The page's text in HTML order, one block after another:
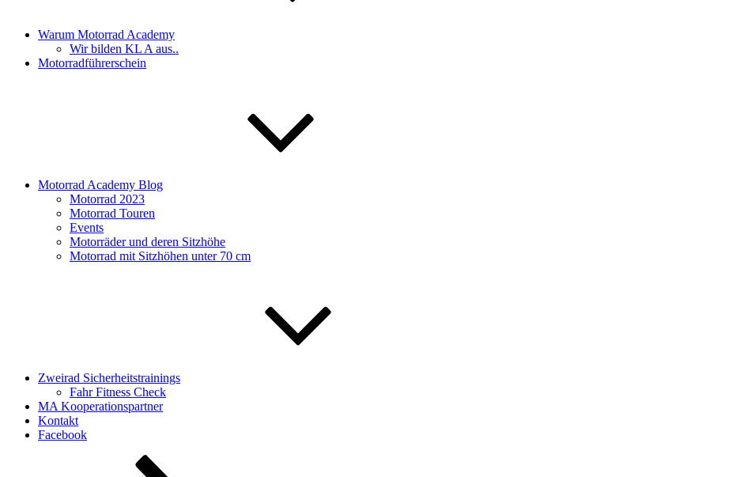
Warum Motorrad Academy
Wir bilden KL A aus..
Motorradführerschein
Motorrad Academy Blog
Motorrad 2023
Motorrad Touren
Events
Motorräder und deren Sitzhöhe
Motorrad mit Sitzhöhen unter 70 cm
Zweirad Sicherheitstrainings
Fahr Fitness Check
MA Kooperationspartner
Kontakt
Facebook